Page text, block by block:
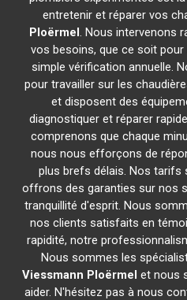
entretenir et réparer vos
Ploërmel. Nous intervenons
vos besoins, que ce soit
simple vérification annuelle.
pour travailler sur les
et disposent des
diagnostiquer et réparer
comprenons que chaque
nous nous efforçons de
plus brefs délais. Nos
offrons des garanties sur nos
tranquillité d'esprit. Nous
nos clients satisfaits en
rapidité, notre
Nous sommes les
Viessmann Ploërmel et nous
aider. N'hésitez pas à nous